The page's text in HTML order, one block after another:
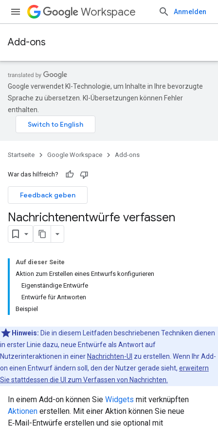
Workspace Anmelden
Add-ons
Google verwendet KI-Technologie, um Inhalte in Ihre bevorzugte
Sprache zu übersetzen. KI-Übersetzungen können Fehler
enthalten.
Startseite Google Workspace Add-ons
War das hilfreich?
Feedback geben
Nachrichtenentwürfe verfassen
Auf dieser Seite
Aktion zum Erstellen eines Entwurfs konfigurieren
Eigenständige Entwürfe
Entwürfe für Antworten
Beispiel
Hinweis: Die in diesem Leitfaden beschriebenen Techniken dienen
in erster Linie dazu, neue Entwürfe als Antwort auf
Nutzerinteraktionen in einer Nachrichten-UI zu erstellen. Wenn Ihr Add-
on einen Entwurf ändern soll, den der Nutzer gerade sieht, erweitern
Sie stattdessen die UI zum Verfassen von Nachrichten.
In einem Add-on können Sie Widgets mit verknüpften
Aktionen erstellen. Mit einer Aktion können Sie neue
E‑Mail-Entwürfe erstellen und sie optional mit